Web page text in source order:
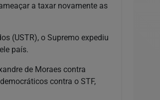
a taxar novamente as
(USTR), o Supremo expediu
país.
de Moraes contra
contra o STF,